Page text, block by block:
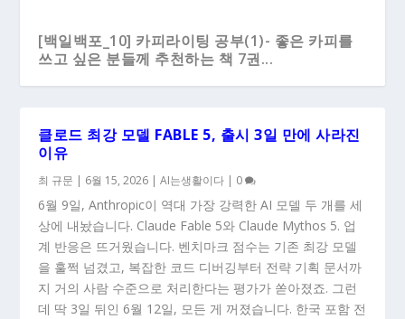
[백일백포_10] 카피라이팅 공부(1)- 좋은 카피를
쓰고 싶은 분들께 추천하는 책 7권...
클로드 최강 모델 FABLE 5, 출시 3일 만에 사라진
이유
최 규문 | 6월 15, 2026 |AI는생활이다 | 0
6월 9일, Anthropic이 역대 가장 강력한 AI 모델 두 개를 세
상에 내놨습니다. Claude Fable 5와 Claude Mythos 5. 업
계 반응은 뜨거웠습니다. 벤치마크 점수는 기존 최강 모델
을 훌쩍 넘겼고, 복잡한 코드 디버깅부터 전략 기획 문서까
지 거의 사람 수준으로 처리한다는 평가가 쏟아졌죠. 그런
데 딱 3일 뒤인 6월 12일, 모든 게 꺼졌습니다. 한국 포함 전